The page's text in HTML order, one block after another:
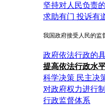
坚持对人民负责
求助有门 投诉有
我国政府接受人民的监
政府依法行政的
提高依法行政水
科学决策 民主决
对政府权力进行
行政监督体系